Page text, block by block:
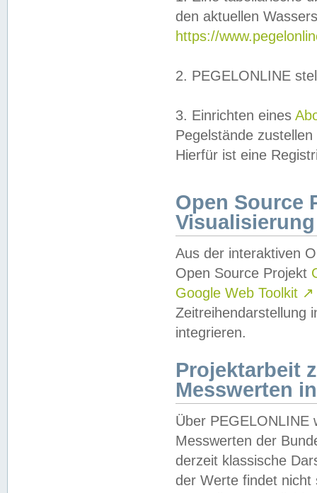
den aktuellen
https://
2. PEGELONLINE
3. Einrichten eines
Pegelstände
Hierfür ist eine
Open Source
Visualisierung
Aus der interaktiven
Open Source Projekt
Google Web Toolkit ↗
Zeitreihendarstellung
integrieren.
Projektarbeit
Messwerten
Über PEGELONLINE
Messwerten der
derzeit klassische
der Werte findet